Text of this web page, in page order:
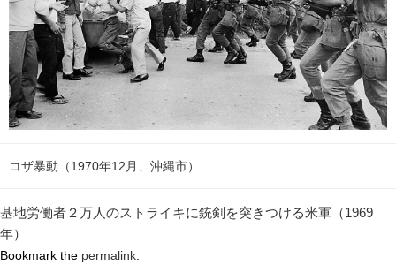
コザ暴動（1970年12月、沖縄市）
基地労働者２万人のストライキに銃剣を突きつける米軍（1969
年）
Bookmark the permalink.